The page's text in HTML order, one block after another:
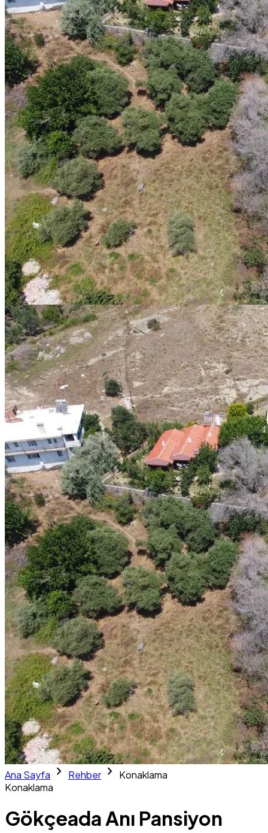
Ana Sayfa chevron_right Rehber chevron_right Konaklama
Konaklama
Gökçeada Anı Pansiyon